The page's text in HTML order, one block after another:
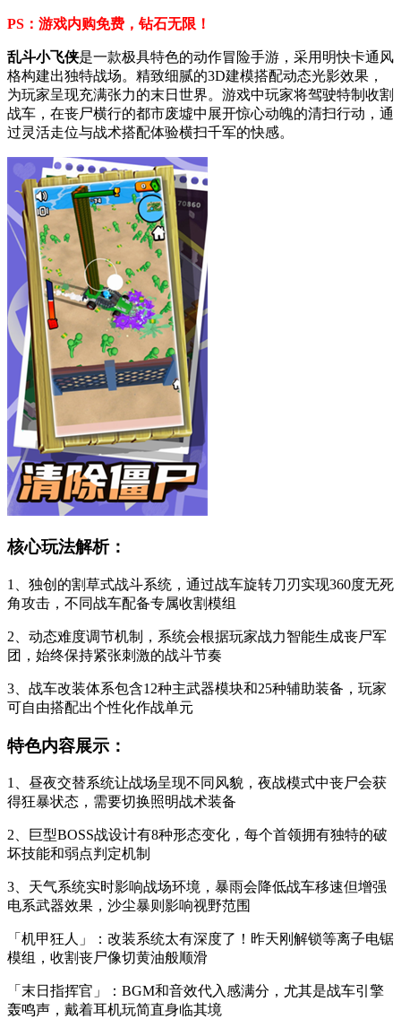
PS：游戏内购免费，钻石无限！
乱斗小飞侠是一款极具特色的动作冒险手游，采用明快卡通风
格构建出独特战场。精致细腻的3D建模搭配动态光影效果，
为玩家呈现充满张力的末日世界。游戏中玩家将驾驶特制收割
战车，在丧尸横行的都市废墟中展开惊心动魄的清扫行动，通
过灵活走位与战术搭配体验横扫千军的快感。
核心玩法解析：
1、独创的割草式战斗系统，通过战车旋转刀刃实现360度无死
角攻击，不同战车配备专属收割模组
2、动态难度调节机制，系统会根据玩家战力智能生成丧尸军
团，始终保持紧张刺激的战斗节奏
3、战车改装体系包含12种主武器模块和25种辅助装备，玩家
可自由搭配出个性化作战单元
特色内容展示：
1、昼夜交替系统让战场呈现不同风貌，夜战模式中丧尸会获
得狂暴状态，需要切换照明战术装备
2、巨型BOSS战设计有8种形态变化，每个首领拥有独特的破
坏技能和弱点判定机制
3、天气系统实时影响战场环境，暴雨会降低战车移速但增强
电系武器效果，沙尘暴则影响视野范围
「机甲狂人」：改装系统太有深度了！昨天刚解锁等离子电锯
模组，收割丧尸像切黄油般顺滑
「末日指挥官」：BGM和音效代入感满分，尤其是战车引擎
轰鸣声，戴着耳机玩简直身临其境